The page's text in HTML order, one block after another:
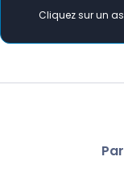
Cliquez sur un